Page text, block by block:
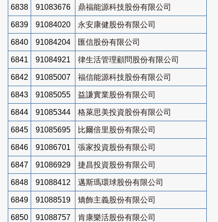
6838 91083676 鼎福能源科技股份有限公司
6839 91084020 永安康健股份有限公司
6840 91084204 匯信股份有限公司
6841 91084921 律生活管理顧問股份有限公司
6842 91085007 福信能源科技股份有限公司
6843 91085055 益謙實業股份有限公司
6844 91085344 格萊思美投資股份有限公司
6845 91085695 比爾倍里股份有限公司
6846 91086701 張家投資股份有限公司
6847 91086929 捷昌投資股份有限公司
6848 91088412 邁斯瑪環球股份有限公司
6849 91088519 矯飾主義股份有限公司
6850 91088757
肯康樂活股份有限公司